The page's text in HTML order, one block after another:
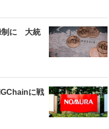
制に 大統
に戦